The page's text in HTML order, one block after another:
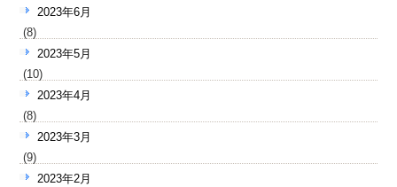
2023年6月
(8)
2023年5月
(10)
2023年4月
(8)
2023年3月
(9)
2023年2月